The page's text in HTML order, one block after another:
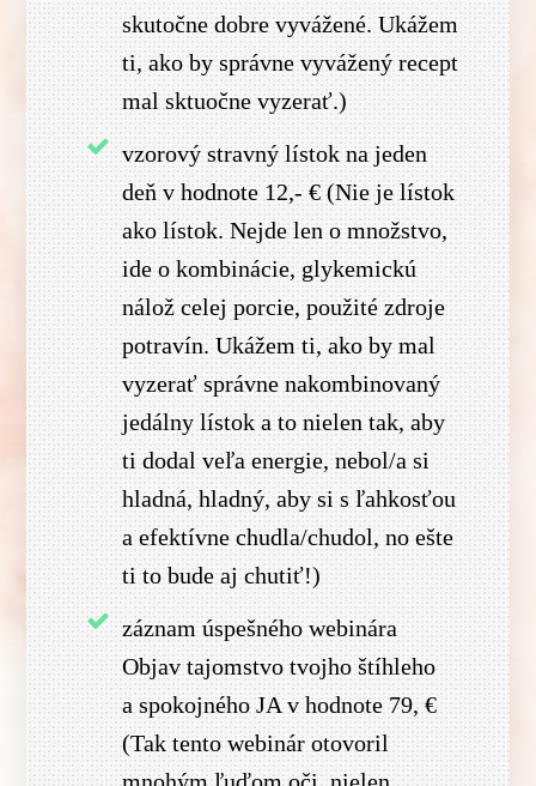
skutočne dobre vyvážené. Ukážem
ti, ako by správne vyvážený recept
mal sktuočne vyzerať.)
vzorový stravný lístok na jeden
deň v hodnote 12,- € (Nie je lístok
ako lístok. Nejde len o množstvo,
ide o kombinácie, glykemickú
nálož celej porcie, použité zdroje
potravín. Ukážem ti, ako by mal
vyzerať správne nakombinovaný
jedálny lístok a to nielen tak, aby
ti dodal veľa energie, nebol/a si
hladná, hladný, aby si s ľahkosťou
a efektívne chudla/chudol, no ešte
ti to bude aj chutiť!)
záznam úspešného webinára
Objav tajomstvo tvojho štíhleho
a spokojného JA v hodnote 79, €
(Tak tento webinár otovoril